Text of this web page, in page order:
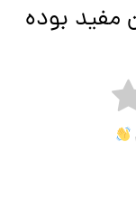
مفید بوده